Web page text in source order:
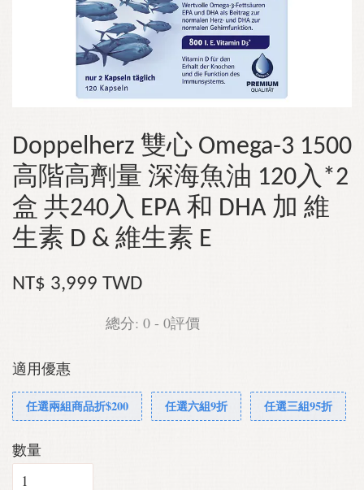
Doppelherz 雙心 Omega-3 1500
高階高劑量 深海魚油 120入*2
盒 共240入 EPA 和 DHA 加 維
生素 D & 維生素 E
NT$ 3,999 TWD
總分: 0 - 0評價
適用優惠
任選兩組商品折$200 任選六組9折 任選三組95折
數量